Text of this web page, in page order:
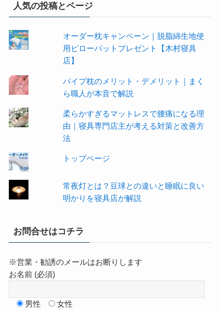
人気の投稿とページ
オーダー枕キャンペーン｜脱脂綿生地使
用ピローパットプレゼント【木村寝具
店】
パイプ枕のメリット・デメリット｜まく
ら職人が本音で解説
柔らかすぎるマットレスで腰痛になる理
由｜寝具専門店主が考える対策と改善方
法
トップページ
常夜灯とは？豆球との違いと睡眠に良い
明かりを寝具店が解説
お問合せはコチラ
※営業・勧誘のメールはお断りします
お名前 (必須)
男性
女性